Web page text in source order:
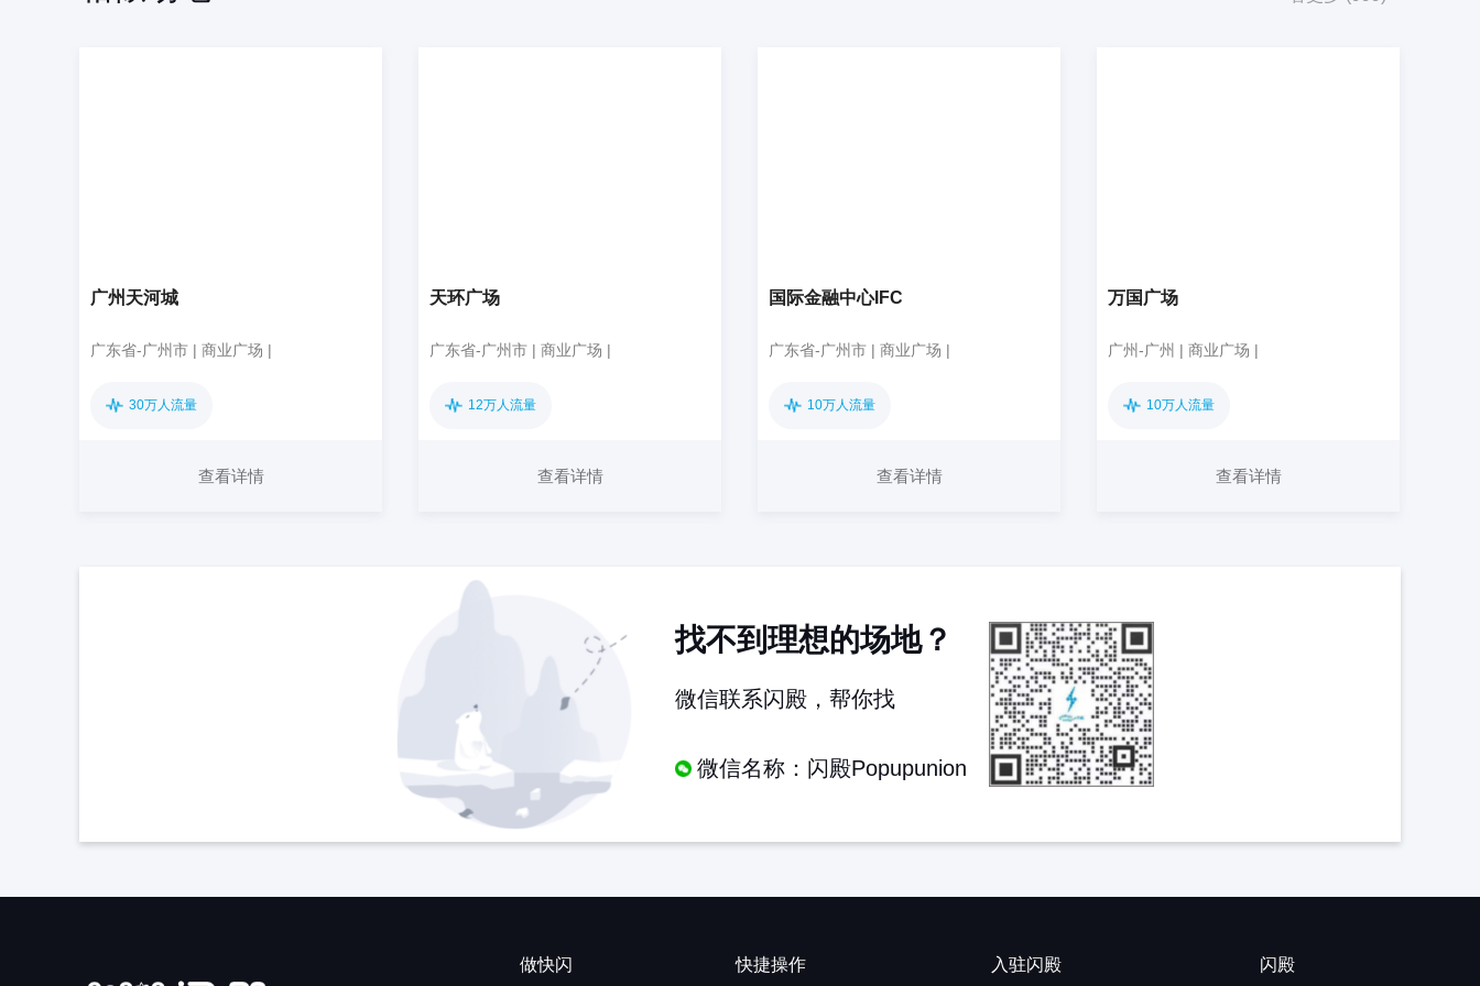
广州天河城
广东省-广州市 | 商业广场 |
30万人流量
查看详情
天环广场
广东省-广州市 | 商业广场 |
12万人流量
查看详情
国际金融中心IFC
广东省-广州市 | 商业广场 |
10万人流量
查看详情
万国广场
广州-广州 | 商业广场 |
10万人流量
查看详情
找不到理想的场地？
微信联系闪殿，帮你找
微信名称：闪殿Popupunion
做快闪 快捷操作 入驻闪殿 闪殿